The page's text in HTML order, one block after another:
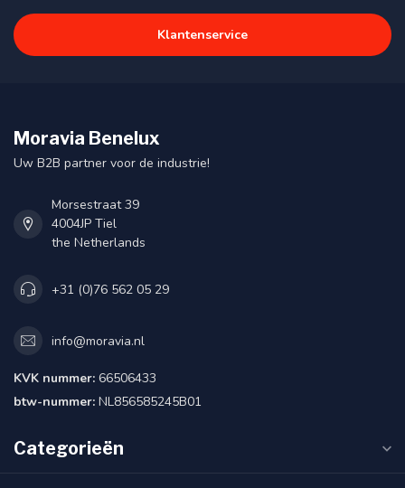
Klantenservice
Moravia Benelux
Uw B2B partner voor de industrie!
Morsestraat 39
4004JP Tiel
the Netherlands
+31 (0)76 562 05 29
info@moravia.nl
KVK nummer: 66506433
btw-nummer: NL856585245B01
Categorieën